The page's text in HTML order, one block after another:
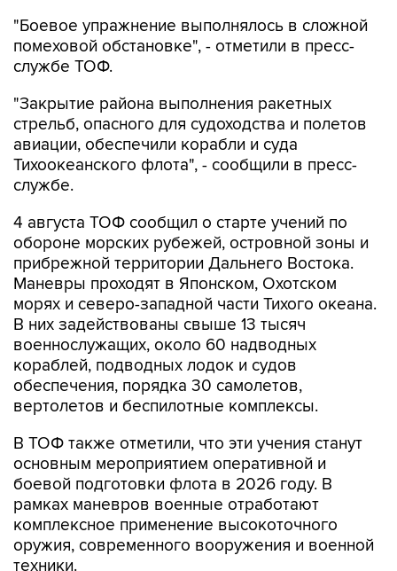
"Боевое упражнение выполнялось в сложной
помеховой обстановке", - отметили в пресс-
службе ТОФ.
"Закрытие района выполнения ракетных
стрельб, опасного для судоходства и полетов
авиации, обеспечили корабли и суда
Тихоокеанского флота", - сообщили в пресс-
службе.
4 августа ТОФ сообщил о старте учений по
обороне морских рубежей, островной зоны и
прибрежной территории Дальнего Востока.
Маневры проходят в Японском, Охотском
морях и северо-западной части Тихого океана.
В них задействованы свыше 13 тысяч
военнослужащих, около 60 надводных
кораблей, подводных лодок и судов
обеспечения, порядка 30 самолетов,
вертолетов и беспилотные комплексы.
В ТОФ также отметили, что эти учения станут
основным мероприятием оперативной и
боевой подготовки флота в 2026 году. В
рамках маневров военные отработают
комплексное применение высокоточного
оружия, современного вооружения и военной
техники.